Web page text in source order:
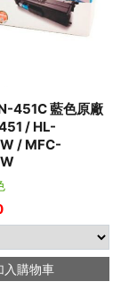
451C 藍色原廠
/ HL-
/ MFC-
入購物車